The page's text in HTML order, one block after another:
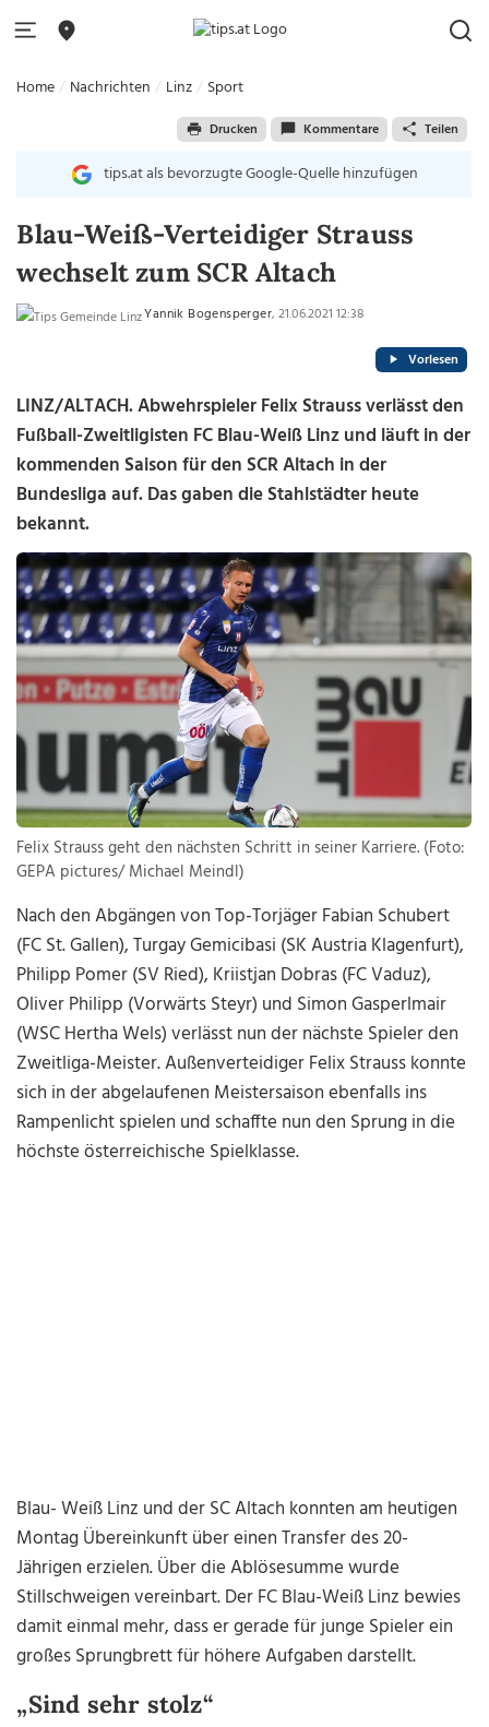
Home Nachrichten Linz Sport
Drucken Kommentare Teilen
tips.at als bevorzugte Google-Quelle hinzufügen
Blau-Weiß-Verteidiger Strauss
wechselt zum SCR Altach
Yannik Bogensperger, 21.06.2021 12:38
Vorlesen
LINZ/ALTACH. Abwehrspieler Felix Strauss verlässt den
Fußball-Zweitligisten FC Blau-Weiß Linz und läuft in der
kommenden Saison für den SCR Altach in der
Bundesliga auf. Das gaben die Stahlstädter heute
bekannt.
Felix Strauss geht den nächsten Schritt in seiner Karriere. (Foto:
GEPA pictures/ Michael Meindl)
Nach den Abgängen von Top-Torjäger Fabian Schubert
(FC St. Gallen), Turgay Gemicibasi (SK Austria Klagenfurt),
Philipp Pomer (SV Ried), Kriistjan Dobras (FC Vaduz),
Oliver Philipp (Vorwärts Steyr) und Simon Gasperlmair
(WSC Hertha Wels) verlässt nun der nächste Spieler den
Zweitliga-Meister. Außenverteidiger Felix Strauss konnte
sich in der abgelaufenen Meistersaison ebenfalls ins
Rampenlicht spielen und schaffte nun den Sprung in die
höchste österreichische Spielklasse.
Blau- Weiß Linz und der SC Altach konnten am heutigen
Montag Übereinkunft über einen Transfer des 20-
Jährigen erzielen. Über die Ablösesumme wurde
Stillschweigen vereinbart. Der FC Blau-Weiß Linz bewies
damit einmal mehr, dass er gerade für junge Spieler ein
großes Sprungbrett für höhere Aufgaben darstellt.
„Sind sehr stolz“